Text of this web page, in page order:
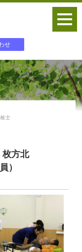
せ
士
枚方北
）